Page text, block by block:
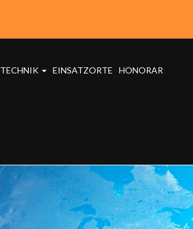
TECHNIK EINSATZORTE HONORAR